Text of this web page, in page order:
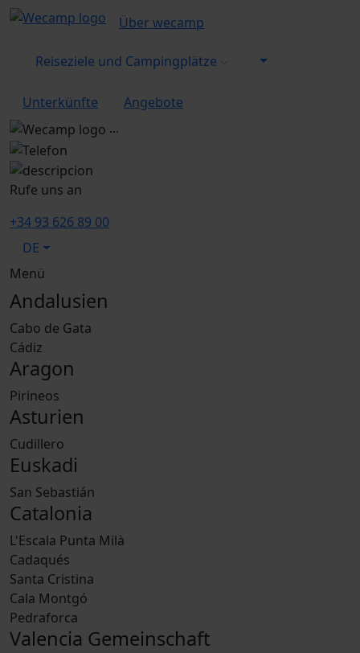
Über wecamp
Reiseziele und Campingplätze
Unterkünfte
Angebote
...
Rufe uns an
+34 93 626 89 00
DE
Menü
Andalusien
Cabo de Gata
Cádiz
Aragon
Pirineos
Asturien
Cudillero
Euskadi
San Sebastián
Catalonia
L'Escala Punta Milà
Cadaqués
Santa Cristina
Cala Montgó
Pedraforca
Valencia Gemeinschaft